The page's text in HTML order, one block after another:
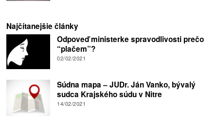
Najčítanejšie články
Odpoveď ministerke spravodlivosti prečo
“plačem”?
02/02/2021
Súdna mapa – JUDr. Ján Vanko, bývalý
sudca Krajského súdu v Nitre
14/02/2021